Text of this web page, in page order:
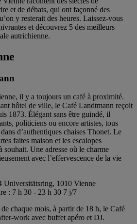
et de débats, qui ont façonné des
y resterait des heures. Laissez-vous
et découvrez 5 des meilleurs
autrichienne.
il y a toujours un café à proximité.
hôtel de ville, le Café Landtmann reçoit
1873. Élégant sans être guindé, il
politiciens ou encore artistes, tous
d’authentiques chaises Thonet. Le
faites maison et les escalopes
souhait. Une adresse où le charme
avec l’effervescence de la vie
Universitätsring, 1010 Vienne
: 7 h 30 - 23 h 30 7 j/7
chaque mois, à partir de 18 h, le Café
work avec buffet apéro et DJ.